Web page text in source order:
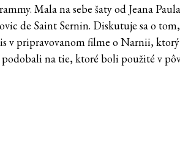
Mala na sebe šaty od Jeana Paula
de Saint Sernin. Diskutuje sa o
v pripravovanom filme o Narnii, ktorý
podobali na tie, ktoré boli použité v